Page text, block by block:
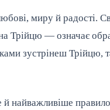
миру й радості.
Трійцю — означає
зустрінеш Трійцю,
найважливіше